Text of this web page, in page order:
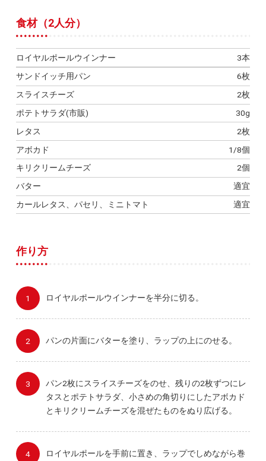
食材（2人分）
ロイヤルポールウインナー
3本
サンドイッチ用パン
6枚
スライスチーズ
2枚
ポテトサラダ(市販)
30g
レタス
2枚
アボカド
1/8個
キリクリームチーズ
2個
バター
適宜
カールレタス、パセリ、ミニトマト
適宜
作り方
ロイヤルポールウインナーを半分に切る。
パンの片面にバターを塗り、ラップの上にのせる。
パン2枚にスライスチーズをのせ、残りの2枚ずつにレ
タスとポテトサラダ、小さめの角切りにしたアボカド
とキリクリームチーズを混ぜたものをぬり広げる。
ロイヤルポールを手前に置き、ラップでしめながら巻